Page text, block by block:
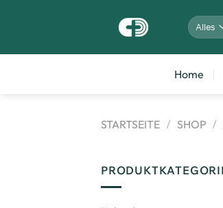
Home
STARTSEITE / SHOP /